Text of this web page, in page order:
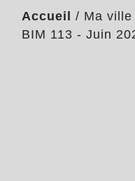
Accueil / Ma ville
BIM 113 - Juin